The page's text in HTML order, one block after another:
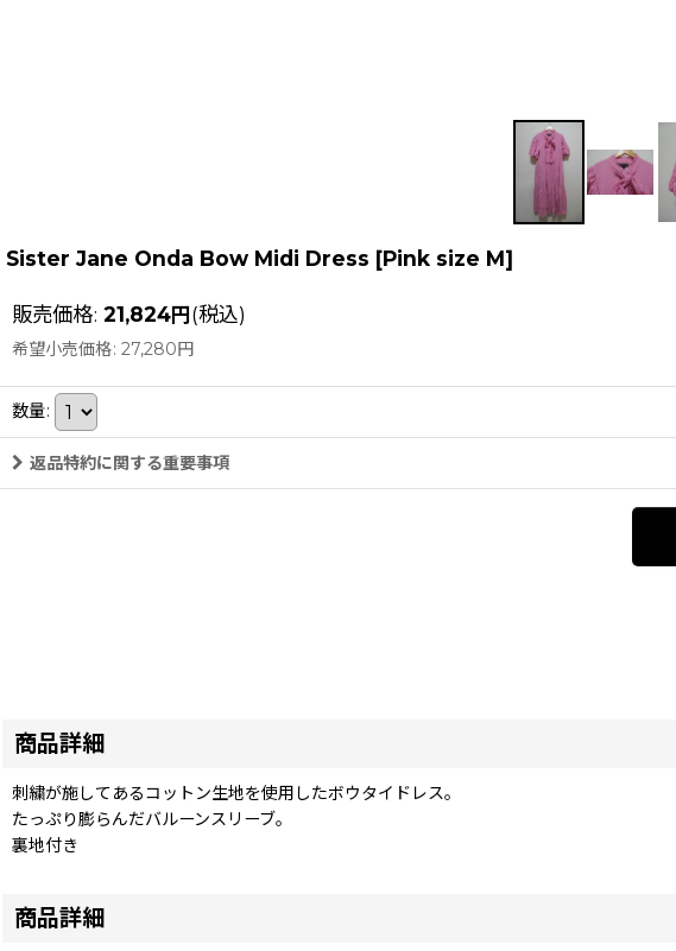
Sister Jane Onda Bow Midi Dress [Pink size M]
販売価格: 21,824円(税込)
希望小売価格: 27,280円
数量:
返品特約に関する重要事項
商品詳細
刺繍が施してあるコットン生地を使用したボウタイドレス。
たっぷり膨らんだバルーンスリーブ。
裏地付き
商品詳細